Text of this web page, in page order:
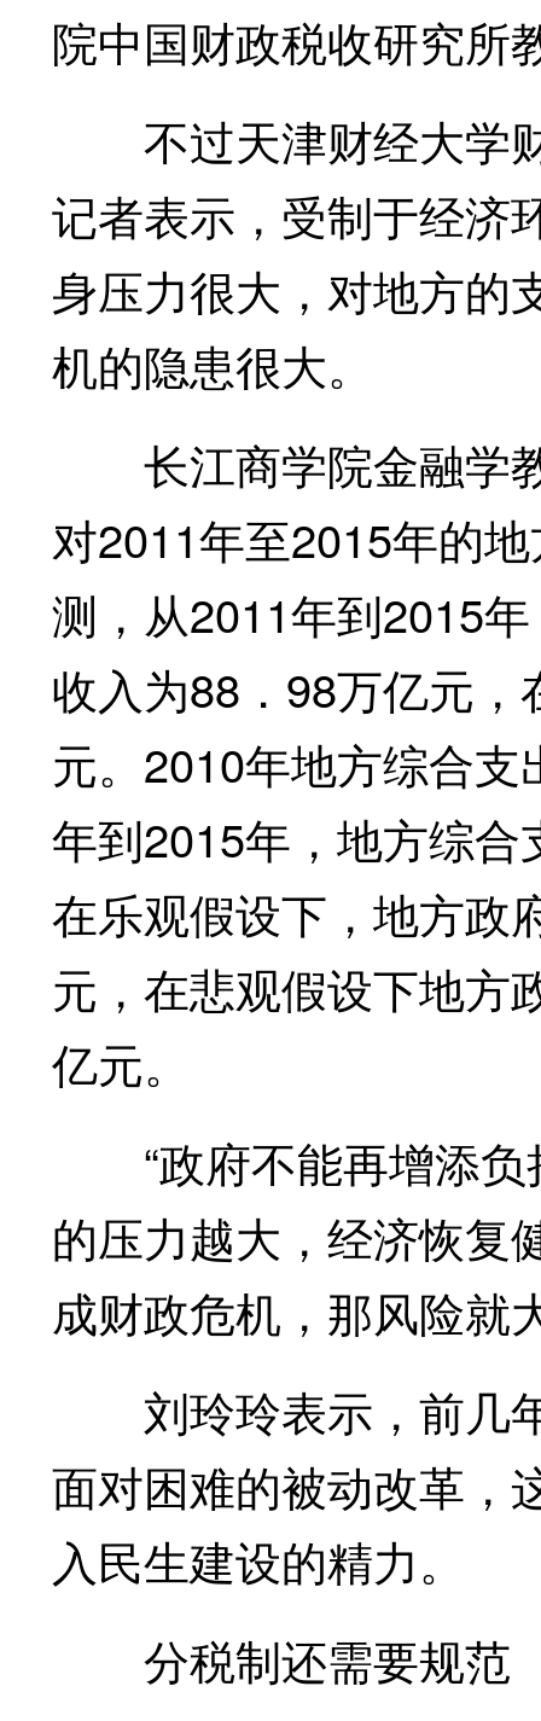
院中国财政税收研究所
不过天津财经大学
记者表示，受制于经济
身压力很大，对地方的
机的隐患很大。
长江商学院金融学
对2011年至2015年的
测，从2011年到2015
收入为88．98万亿元
元。2010年地方综合
年到2015年，地方综
在乐观假设下，地方政
元，在悲观假设下地方
亿元。
“政府不能再增添负
的压力越大，经济恢复
成财政危机，那风险就
刘玲玲表示，前几
面对困难的被动改革，
入民生建设的精力。
分税制还需要规范